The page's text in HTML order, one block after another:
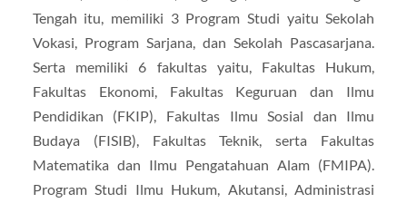
Tengah itu, memiliki 3 Program Studi yaitu Sekolah
Vokasi, Program Sarjana, dan Sekolah Pascasarjana.
Serta memiliki 6 fakultas yaitu, Fakultas Hukum,
Fakultas Ekonomi, Fakultas Keguruan dan Ilmu
Pendidikan (FKIP), Fakultas Ilmu Sosial dan Ilmu
Budaya (FISIB), Fakultas Teknik, serta Fakultas
Matematika dan Ilmu Pengatahuan Alam (FMIPA).
Program Studi Ilmu Hukum, Akutansi, Administrasi